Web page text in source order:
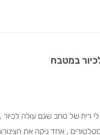
במטבח
ריח של טחב שגם עולה לכיור ,
, אחד ניקה את